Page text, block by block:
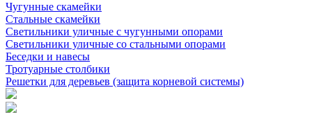
Чугунные скамейки
Стальные скамейки
Светильники уличные с чугунными опорами
Светильники уличные со стальными опорами
Беседки и навесы
Тротуарные столбики
Решетки для деревьев (защита корневой системы)